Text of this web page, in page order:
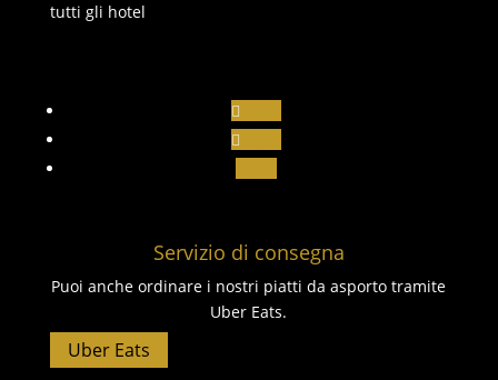
tutti gli hotel
Servizio di consegna
Puoi anche ordinare i nostri piatti da asporto tramite
Uber Eats.
Uber Eats